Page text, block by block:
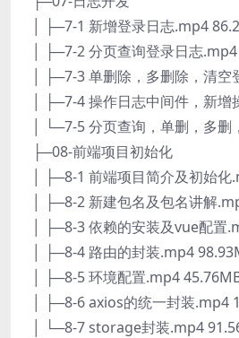
│ ├─7-1 新增登录日志.mp4
│ ├─7-2 分页查询登录日志
│ ├─7-3 单删除，多删除，清
│ ├─7-4 操作日志中间件，新
│ └─7-5 分页查询，单删，多
├─08-前端项目初始化
│ ├─8-1 前端项目简介及初始
│ ├─8-2 新建包名及包名讲解
│ ├─8-3 依赖的安装及vue配置
│ ├─8-4 路由的封装.mp4
│ ├─8-5 环境配置.mp4
│ ├─8-6 axios的统一封装.mp4
│ └─8-7 storage封装.mp4